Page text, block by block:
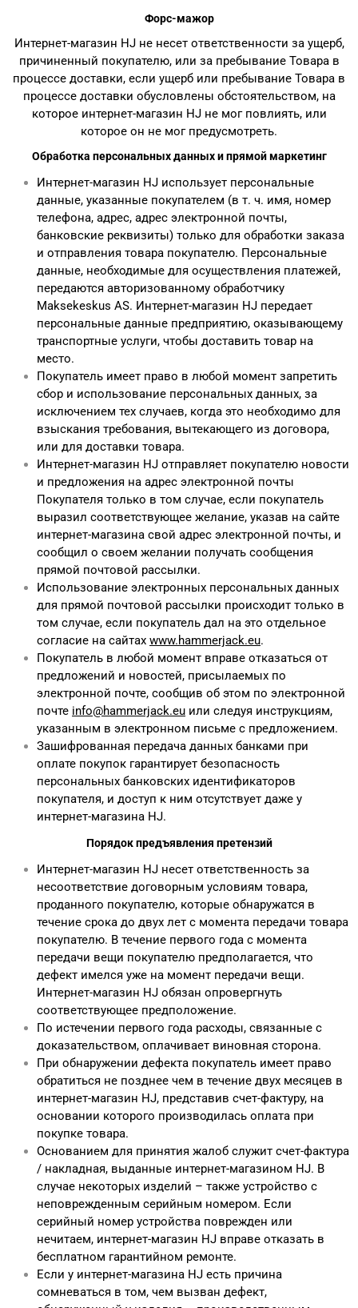
Форс-мажор
Интернет-магазин HJ не несет ответственности за ущерб,
причиненный покупателю, или за пребывание Товара в
процессе доставки, если ущерб или пребывание Товара в
процессе доставки обусловлены обстоятельством, на
которое интернет-магазин HJ не мог повлиять, или
которое он не мог предусмотреть.
Обработка персональных данных и прямой маркетинг
Интернет-магазин HJ использует персональные
данные, указанные покупателем (в т. ч. имя, номер
телефона, адрес, адрес электронной почты,
банковские реквизиты) только для обработки заказа
и отправления товара покупателю. Персональные
данные, необходимые для осуществления платежей,
передаются авторизованному обработчику
Maksekeskus AS. Интернет-магазин HJ передает
персональные данные предприятию, оказывающему
транспортные услуги, чтобы доставить товар на
место.
Покупатель имеет право в любой момент запретить
сбор и использование персональных данных, за
исключением тех случаев, когда это необходимо для
взыскания требования, вытекающего из договора,
или для доставки товара.
Интернет-магазин HJ отправляет покупателю новости
и предложения на адрес электронной почты
Покупателя только в том случае, если покупатель
выразил соответствующее желание, указав на сайте
интернет-магазина свой адрес электронной почты, и
сообщил о своем желании получать сообщения
прямой почтовой рассылки.
Использование электронных персональных данных
для прямой почтовой рассылки происходит только в
том случае, если покупатель дал на это отдельное
согласие на сайтах www.hammerjack.eu.
Покупатель в любой момент вправе отказаться от
предложений и новостей, присылаемых по
электронной почте, сообщив об этом по электронной
почте info@hammerjack.eu или следуя инструкциям,
указанным в электронном письме с предложением.
Зашифрованная передача данных банками при
оплате покупок гарантирует безопасность
персональных банковских идентификаторов
покупателя, и доступ к ним отсутствует даже у
интернет-магазина HJ.
Порядок предъявления претензий
Интернет-магазин HJ несет ответственность за
несоответствие договорным условиям товара,
проданного покупателю, которые обнаружатся в
течение срока до двух лет с момента передачи товара
покупателю. В течение первого года с момента
передачи вещи покупателю предполагается, что
дефект имелся уже на момент передачи вещи.
Интернет-магазин HJ обязан опровергнуть
соответствующее предположение.
По истечении первого года расходы, связанные с
доказательством, оплачивает виновная сторона.
При обнаружении дефекта покупатель имеет право
обратиться не позднее чем в течение двух месяцев в
интернет-магазин HJ, представив счет-фактуру, на
основании которого производилась оплата при
покупке товара.
Основанием для принятия жалоб служит счет-фактура
/ накладная, выданные интернет-магазином HJ. В
случае некоторых изделий – также устройство с
неповрежденным серийным номером. Если
серийный номер устройства поврежден или
нечитаем, интернет-магазин HJ вправе отказать в
бесплатном гарантийном ремонте.
Если у интернет-магазина HJ есть причина
сомневаться в том, чем вызван дефект,